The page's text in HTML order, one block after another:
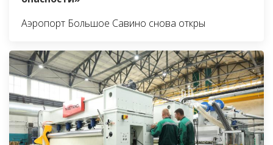
Аэропорт Большое Савино снова откры